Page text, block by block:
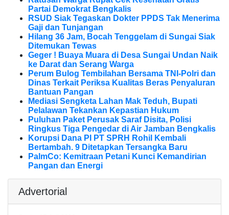
Partai Demokrat Bengkalis
RSUD Siak Tegaskan Dokter PPDS Tak Menerima
Gaji dan Tunjangan
Hilang 36 Jam, Bocah Tenggelam di Sungai Siak
Ditemukan Tewas
Geger ! Buaya Muara di Desa Sungai Undan Naik
ke Darat dan Serang Warga
Perum Bulog Tembilahan Bersama TNI-Polri dan
Dinas Terkait Periksa Kualitas Beras Penyaluran
Bantuan Pangan
Mediasi Sengketa Lahan Mak Teduh, Bupati
Pelalawan Tekankan Kepastian Hukum
Puluhan Paket Perusak Saraf Disita, Polisi
Ringkus Tiga Pengedar di Air Jamban Bengkalis
Korupsi Dana PI PT SPRH Rohil Kembali
Bertambah. 9 Ditetapkan Tersangka Baru
PalmCo: Kemitraan Petani Kunci Kemandirian
Pangan dan Energi
Advertorial